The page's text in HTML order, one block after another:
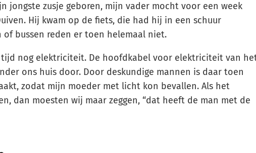
jongste zusje geboren, mijn vader mocht voor een week
Hij kwam op de fiets, die had hij in een schuur
of bussen reden er toen helemaal niet.
nog elektriciteit. De hoofdkabel voor elektriciteit van
ons huis door. Door deskundige mannen is daar toen
zodat mijn moeder met licht kon bevallen. Als het
dan moesten wij maar zeggen, “dat heeft de man met de